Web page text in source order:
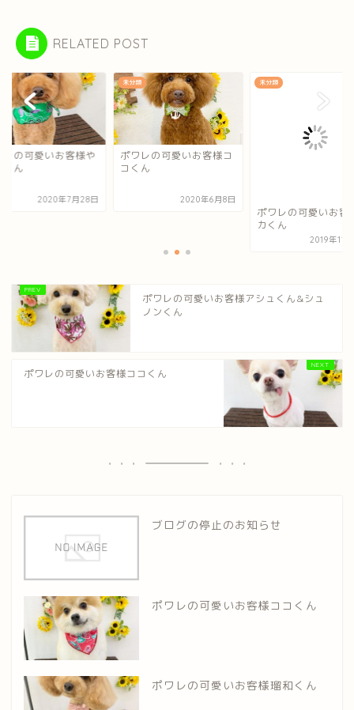
RELATED POST
レの可愛いお客様や
くん
2020年7月28日
未分類
ポワレの可愛いお客様コ
コくん
2020年6月8日
未分類
ポワレの可愛いお客
カくん
2019年11
ポワレの可愛いお客様アシュくん&シュ
ノンくん
ポワレの可愛いお客様ココくん
ブログの停止のお知らせ
ポワレの可愛いお客様ココくん
ポワレの可愛いお客様瑠和くん